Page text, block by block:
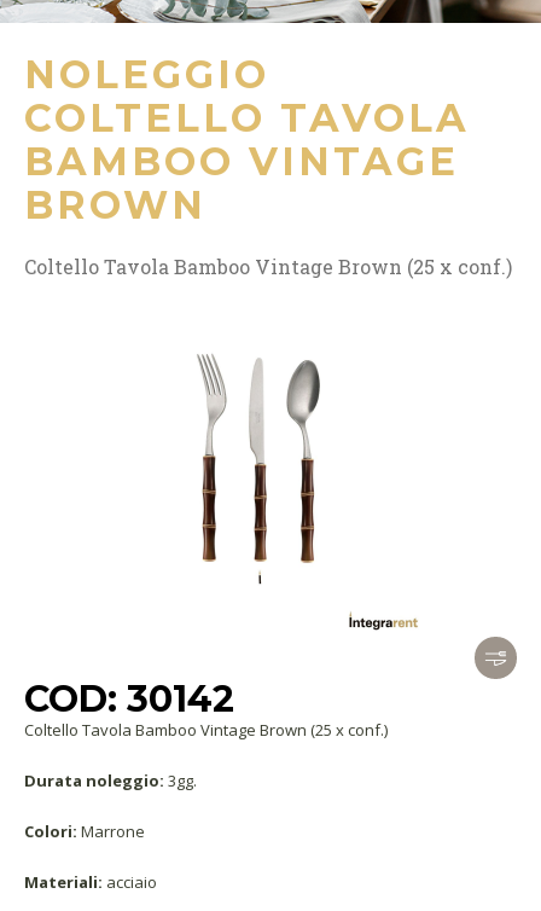
NOLEGGIO
COLTELLO TAVOLA
BAMBOO VINTAGE
BROWN
Coltello Tavola Bamboo Vintage Brown (25 x conf.)
COD: 30142
Coltello Tavola Bamboo Vintage Brown (25 x conf.)
Durata noleggio: 3gg.
Colori: Marrone
Materiali: acciaio